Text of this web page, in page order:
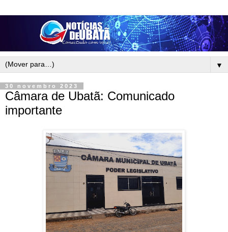
▼
30 novembro 2023
Câmara de Ubatã: Comunicado
importante